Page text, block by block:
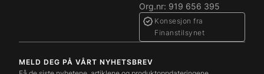
Org.nr: 919 656 395
Konsesjon fra
Finanstilsynet
MELD DEG PÅ VÅRT NYHETSBREV